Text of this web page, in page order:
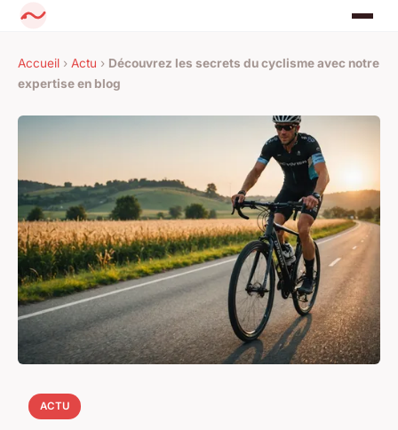
Accueil › Actu › Découvrez les secrets du cyclisme avec notre
expertise en blog
ACTU